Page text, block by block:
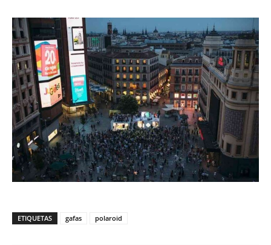
ETIQUETAS gafas polaroid